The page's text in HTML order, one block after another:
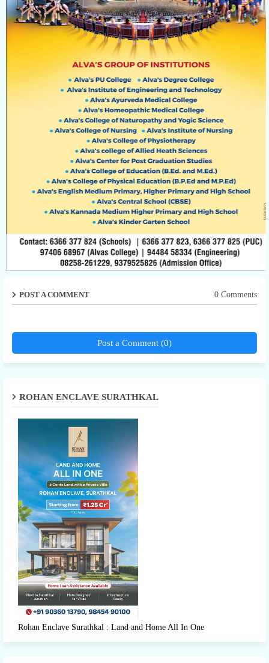
POST A COMMENT 0 Comments
Post a Comment (0)
ROHAN ENCLAVE SURATHKAL
Rohan Enclave Surathkal : Land and Home All In One